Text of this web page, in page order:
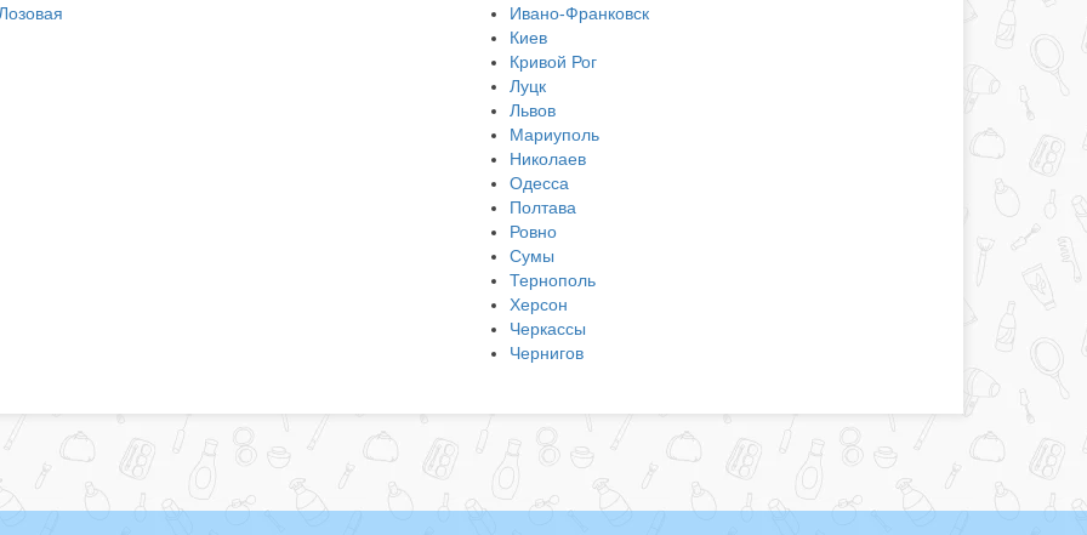
Ивано-Франковск
Киев
Кривой Рог
Луцк
Львов
Мариуполь
Николаев
Одесса
Полтава
Ровно
Сумы
Тернополь
Херсон
Черкассы
Чернигов